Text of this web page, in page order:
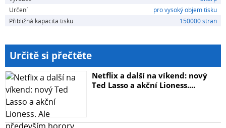
Určení
pro vysoký objem tisku
Přibližná kapacita tisku
150000 stran
Určitě si přečtěte
Netflix a další na víkend: nový
Ted Lasso a akční Lioness....